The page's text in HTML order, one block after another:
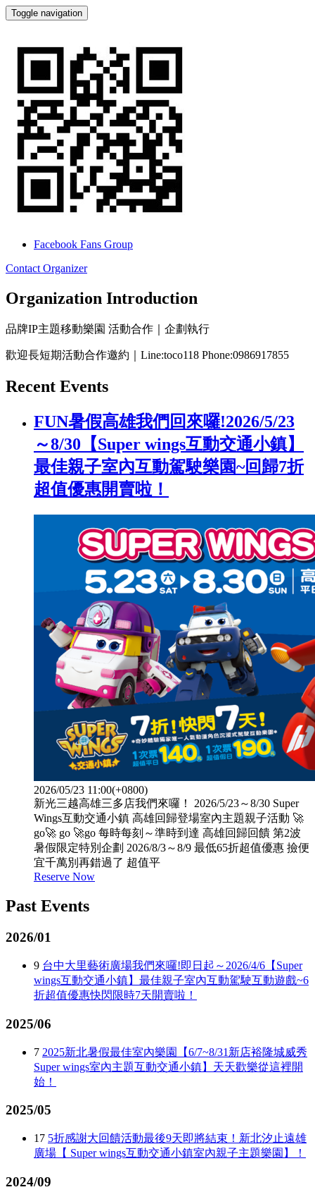
Toggle navigation
Facebook Fans Group
Contact Organizer
Organization Introduction
品牌IP主題移動樂園 活動合作｜企劃執行
歡迎長短期活動合作邀約｜Line:toco118 Phone:0986917855
Recent Events
FUN暑假高雄我們回來囉!2026/5/23
～8/30【Super wings互動交通小鎮】
最佳親子室內互動駕駛樂園~回歸7折
超值優惠開賣啦！
2026/05/23 11:00(+0800)
新光三越高雄三多店我們來囉！ 2026/5/23～8/30 Super
Wings互動交通小鎮 高雄回歸登場室內主題親子活動 🚀
go🚀 go 🚀go 每時每刻～準時到達 高雄回歸回饋 第2波
暑假限定特別企劃 2026/8/3～8/9 最低65折超值優惠 撿便
宜千萬別再錯過了 超值平
Reserve Now
Past Events
2026/01
9 台中大里藝術廣場我們來囉!即日起～2026/4/6【Super
wings互動交通小鎮】最佳親子室內互動駕駛互動遊戲~6
折超值優惠快閃限時7天開賣啦！
2025/06
7 2025新北暑假最佳室內樂園【6/7~8/31新店裕隆城威秀
Super wings室內主題互動交通小鎮】天天歡樂從這裡開
始！
2025/05
17 5折感謝大回饋活動最後9天即將結束！新北汐止遠雄
廣場【 Super wings互動交通小鎮室內親子主題樂園】！
2024/09